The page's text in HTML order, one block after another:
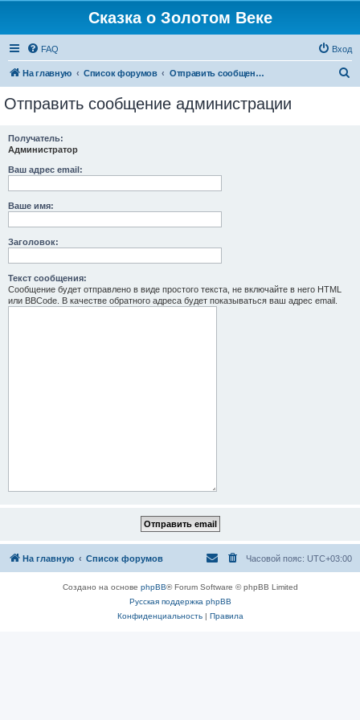
Сказка о Золотом Веке
FAQ Вход
На главную Список форумов Отправить сообщение администрации
Отправить сообщение администрации
Получатель:
Администратор
Ваш адрес email:
Ваше имя:
Заголовок:
Текст сообщения:
Сообщение будет отправлено в виде простого текста, не включайте в него HTML
или BBCode. В качестве обратного адреса будет показываться ваш адрес email.
На главную Список форумов Часовой пояс: UTC+03:00
Создано на основе phpBB® Forum Software © phpBB Limited
Русская поддержка phpBB
Конфиденциальность| Правила